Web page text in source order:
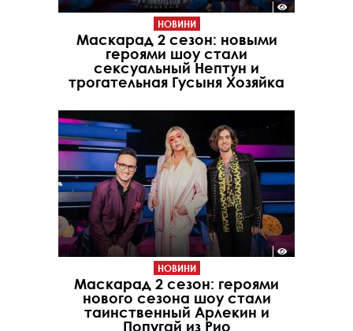
НОВИНИ
Маскарад 2 сезон: новыми
героями шоу стали
сексуальный Нептун и
трогательная Гусыня Хозяйка
НОВИНИ
Маскарад 2 сезон: героями
нового сезона шоу стали
таинственный Арлекин и
Попугай из Рио